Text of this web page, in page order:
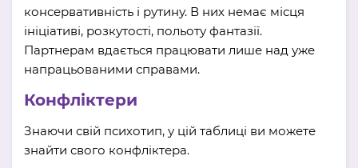
консервативність і рутину. В них немає місця
ініціативі, розкутості, польоту фантазії.
Партнерам вдається працювати лише над уже
напрацьованими справами.
Конфліктери
Знаючи свій психотип, у цій таблиці ви можете
знайти свого конфліктера.